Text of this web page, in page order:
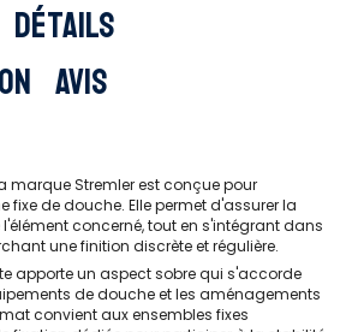
Détails
Avis
marque Stremler est conçue pour
fixe de douche. Elle permet d'assurer la
concerné, tout en s'intégrant dans
une finition discrète et régulière.
apporte un aspect sobre qui s'accorde
de douche et les aménagements
convient aux ensembles fixes